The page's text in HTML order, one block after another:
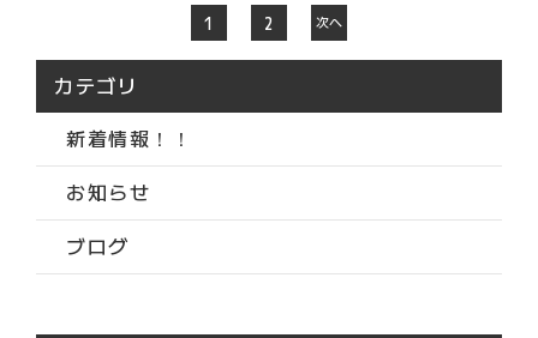
カテゴリ
新着情報！！
お知らせ
ブログ
1 2 次へ